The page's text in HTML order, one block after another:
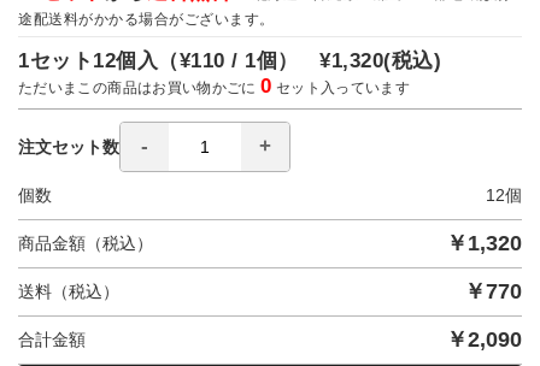
途配送料がかかる場合がございます。
1セット12個入（¥110 / 1個）¥1,320(税込)
ただいまこの商品はお買い物かごに0 セット入っています
注文セット数
個数 12個
商品金額（税込） ￥ 1,320
送料（税込） ￥770
合計金額 ￥2,090